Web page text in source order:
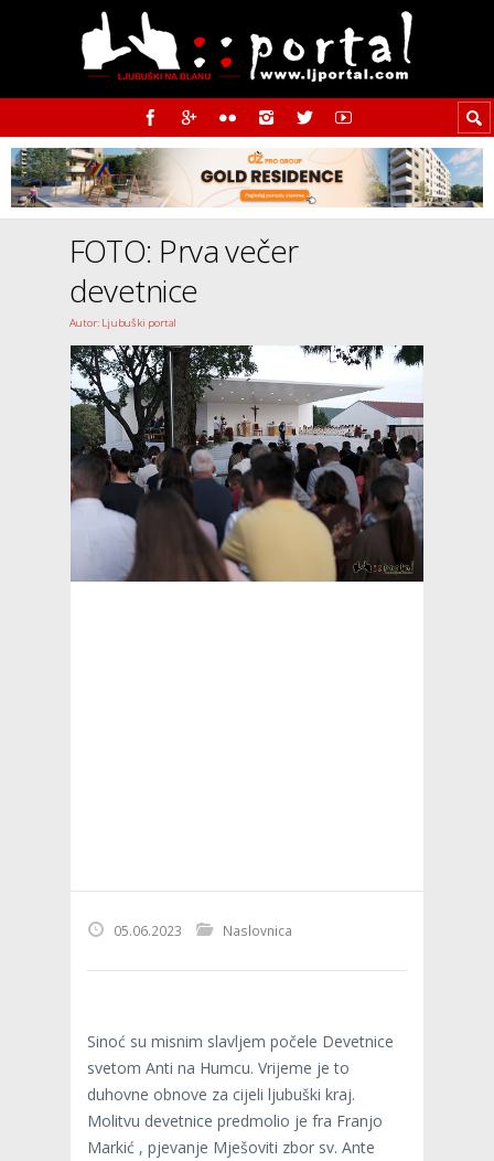
FOTO: Prva večer
devetnice
Autor: Ljubuški portal
05.06.2023 Naslovnica
Sinoć su misnim slavljem počele Devetnice
svetom Anti na Humcu. Vrijeme je to
duhovne obnove za cijeli ljubuški kraj.
Molitvu devetnice predmolio je fra Franjo
Markić , pjevanje Mješoviti zbor sv. Ante